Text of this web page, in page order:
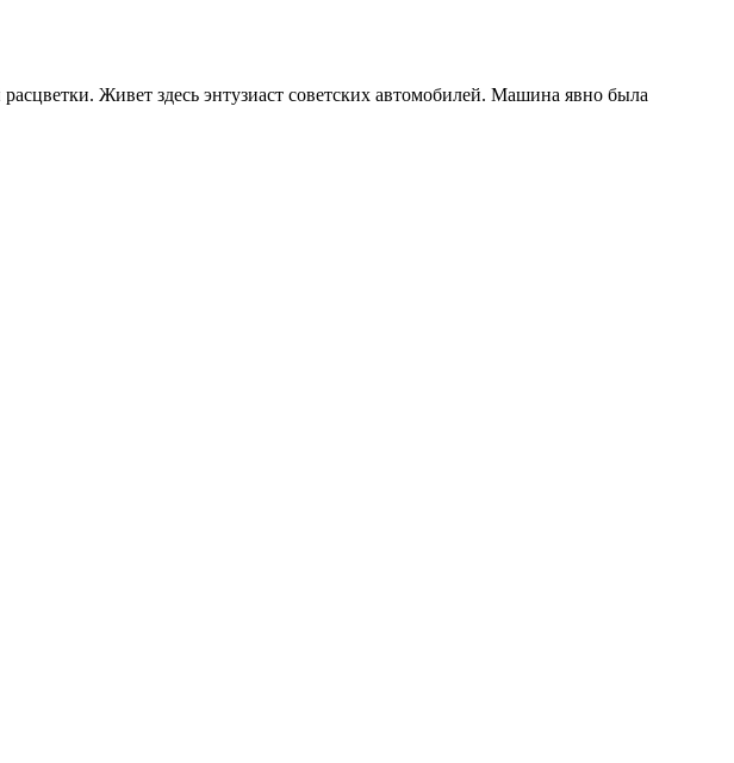
Живет здесь энтузиаст советских автомобилей. Машина явно была